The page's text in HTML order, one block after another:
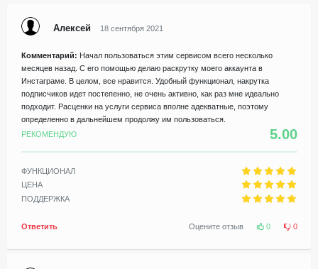
Алексей 18 сентября 2021
Комментарий: Начал пользоваться этим сервисом всего несколько
месяцев назад. С его помощью делаю раскрутку моего аккаунта в
Инстаграме. В целом, все нравится. Удобный функционал, накрутка
подписчиков идет постепенно, не очень активно, как раз мне идеально
подходит. Расценки на услуги сервиса вполне адекватные, поэтому
определенно в дальнейшем продолжу им пользоваться.
РЕКОМЕНДУЮ
5.00
ФУНКЦИОНАЛ
ЦЕНА
ПОДДЕРЖКА
Ответить Оцените отзыв 0 0